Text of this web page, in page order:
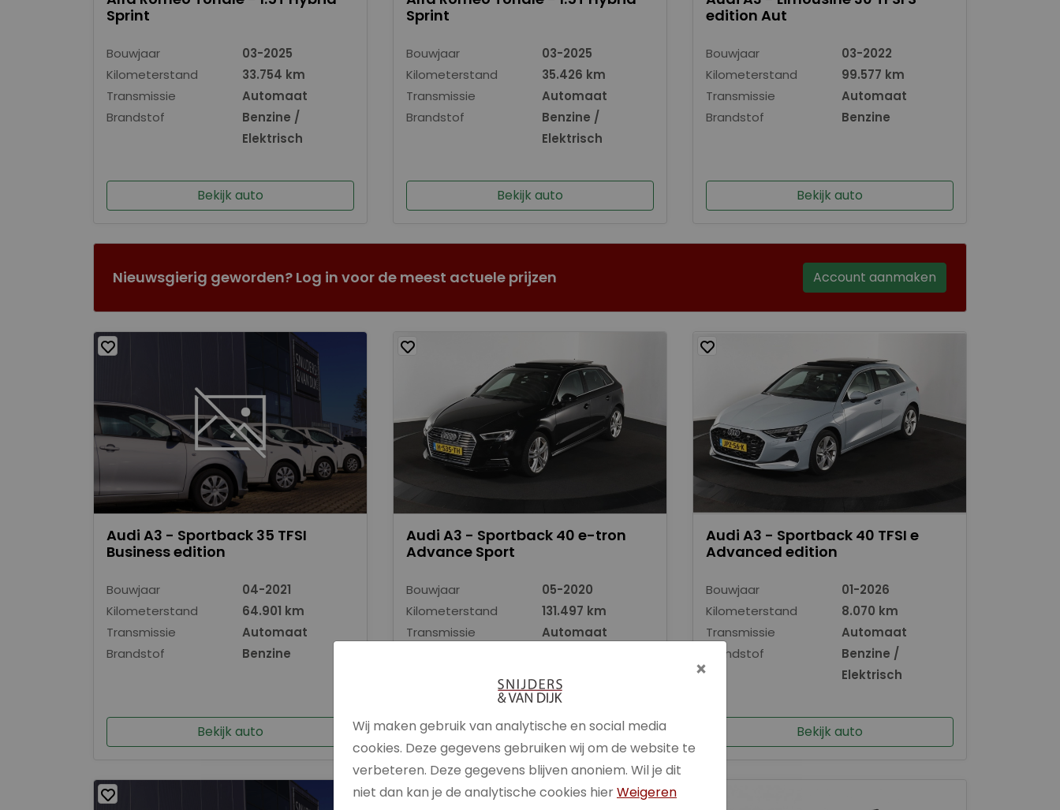
Sprint
Bouwjaar
03-2025
Kilometerstand
33.754 km
Transmissie
Automaat
Brandstof
Benzine /
Elektrisch
Bekijk auto
Sprint
Bouwjaar
03-2025
Kilometerstand
35.426 km
Transmissie
Automaat
Brandstof
Benzine /
Elektrisch
Bekijk auto
edition Aut
Bouwjaar
03-2022
Kilometerstand
99.577 km
Transmissie
Automaat
Brandstof
Benzine
Bekijk auto
Nieuwsgierig geworden? Log in voor de meest actuele prijzen Account aanmaken
Audi A3 - Sportback 35 TFSI
Business edition
Bouwjaar
04-2021
Kilometerstand
64.901 km
Transmissie
Automaat
Brandstof
Benzine
Bekijk auto
Audi A3 - Sportback 40 e-tron
Advance Sport
Bouwjaar
05-2020
Kilometerstand
131.497 km
Transmissie
Automaat
Elektrisch
Bekijk auto
Audi A3 - Sportback 40 TFSI e
Advanced edition
Bouwjaar
01-2026
Kilometerstand
8.070 km
Transmissie
Automaat
Brandstof
Benzine /
Elektrisch
Bekijk auto
×
Wij maken gebruik van analytische en social media
cookies. Deze gegevens gebruiken wij om de website te
verbeteren. Deze gegevens blijven anoniem. Wil je dit
niet dan kan je de analytische cookies hierWeigeren